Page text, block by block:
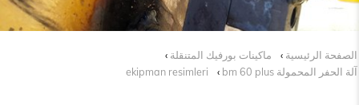
الصفحة الرئيسية
ماكينات بورفيك المتنقلة
آلة الحفر المحمولة bm 60 plus
ekipman resimleri